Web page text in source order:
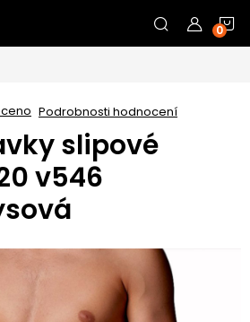
Podrobnosti hodnocení
slipové
v546